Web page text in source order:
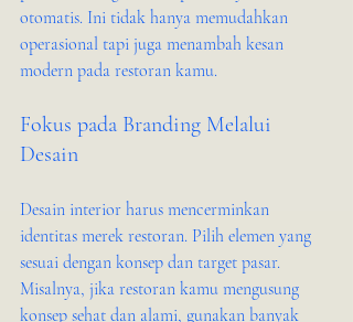
otomatis. Ini tidak hanya memudahkan
operasional tapi juga menambah kesan
modern pada restoran kamu.
Fokus pada Branding Melalui
Desain
Desain interior harus mencerminkan
identitas merek restoran. Pilih elemen yang
sesuai dengan konsep dan target pasar.
Misalnya, jika restoran kamu mengusung
konsep sehat dan alami, gunakan banyak